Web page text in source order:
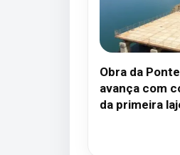
Obra da
avança com
da primeira